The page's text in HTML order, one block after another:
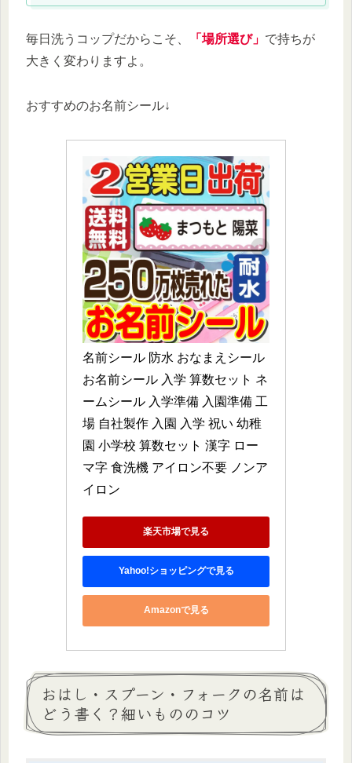
毎日洗うコップだからこそ、 「場所選び」 で持ちが
大きく変わりますよ。
おすすめのお名前シール↓
名前シール 防水 おなまえシール
お名前シール 入学 算数セット ネ
ームシール 入学準備 入園準備 工
場 自社製作 入園 入学 祝い 幼稚
園 小学校 算数セット 漢字 ロー
マ字 食洗機 アイロン不要 ノンア
イロン
楽天市場で見る
Yahoo!ショッピングで見る
Amazonで見る
おはし・スプーン・フォークの名前は
どう書く？細いもののコツ